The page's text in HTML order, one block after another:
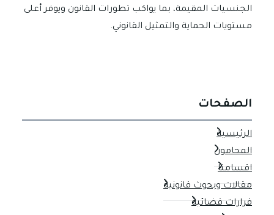
الجنسيات المقيمة، بما يواكب تطورات القانون ويوفر أعلى
مستويات الحماية والتمثيل القانوني.
الصفحات
الرئيسية
المحامون
اقسامنا
مقالات وبحوث قانونية
قرارات قضائية